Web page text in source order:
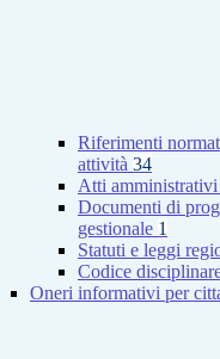
Riferimenti
attività 34
Atti amministrativi
Documenti di
gestionale 1
Statuti e leggi
Codice
Oneri informativi per